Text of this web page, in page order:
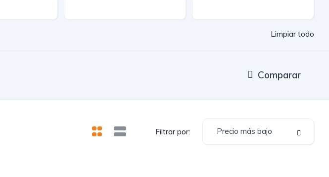
Limpiar todo
Comparar
Filtrar por: Precio más bajo